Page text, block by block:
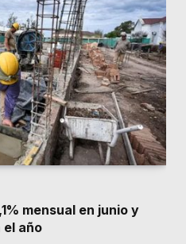
mensual en junio y
año